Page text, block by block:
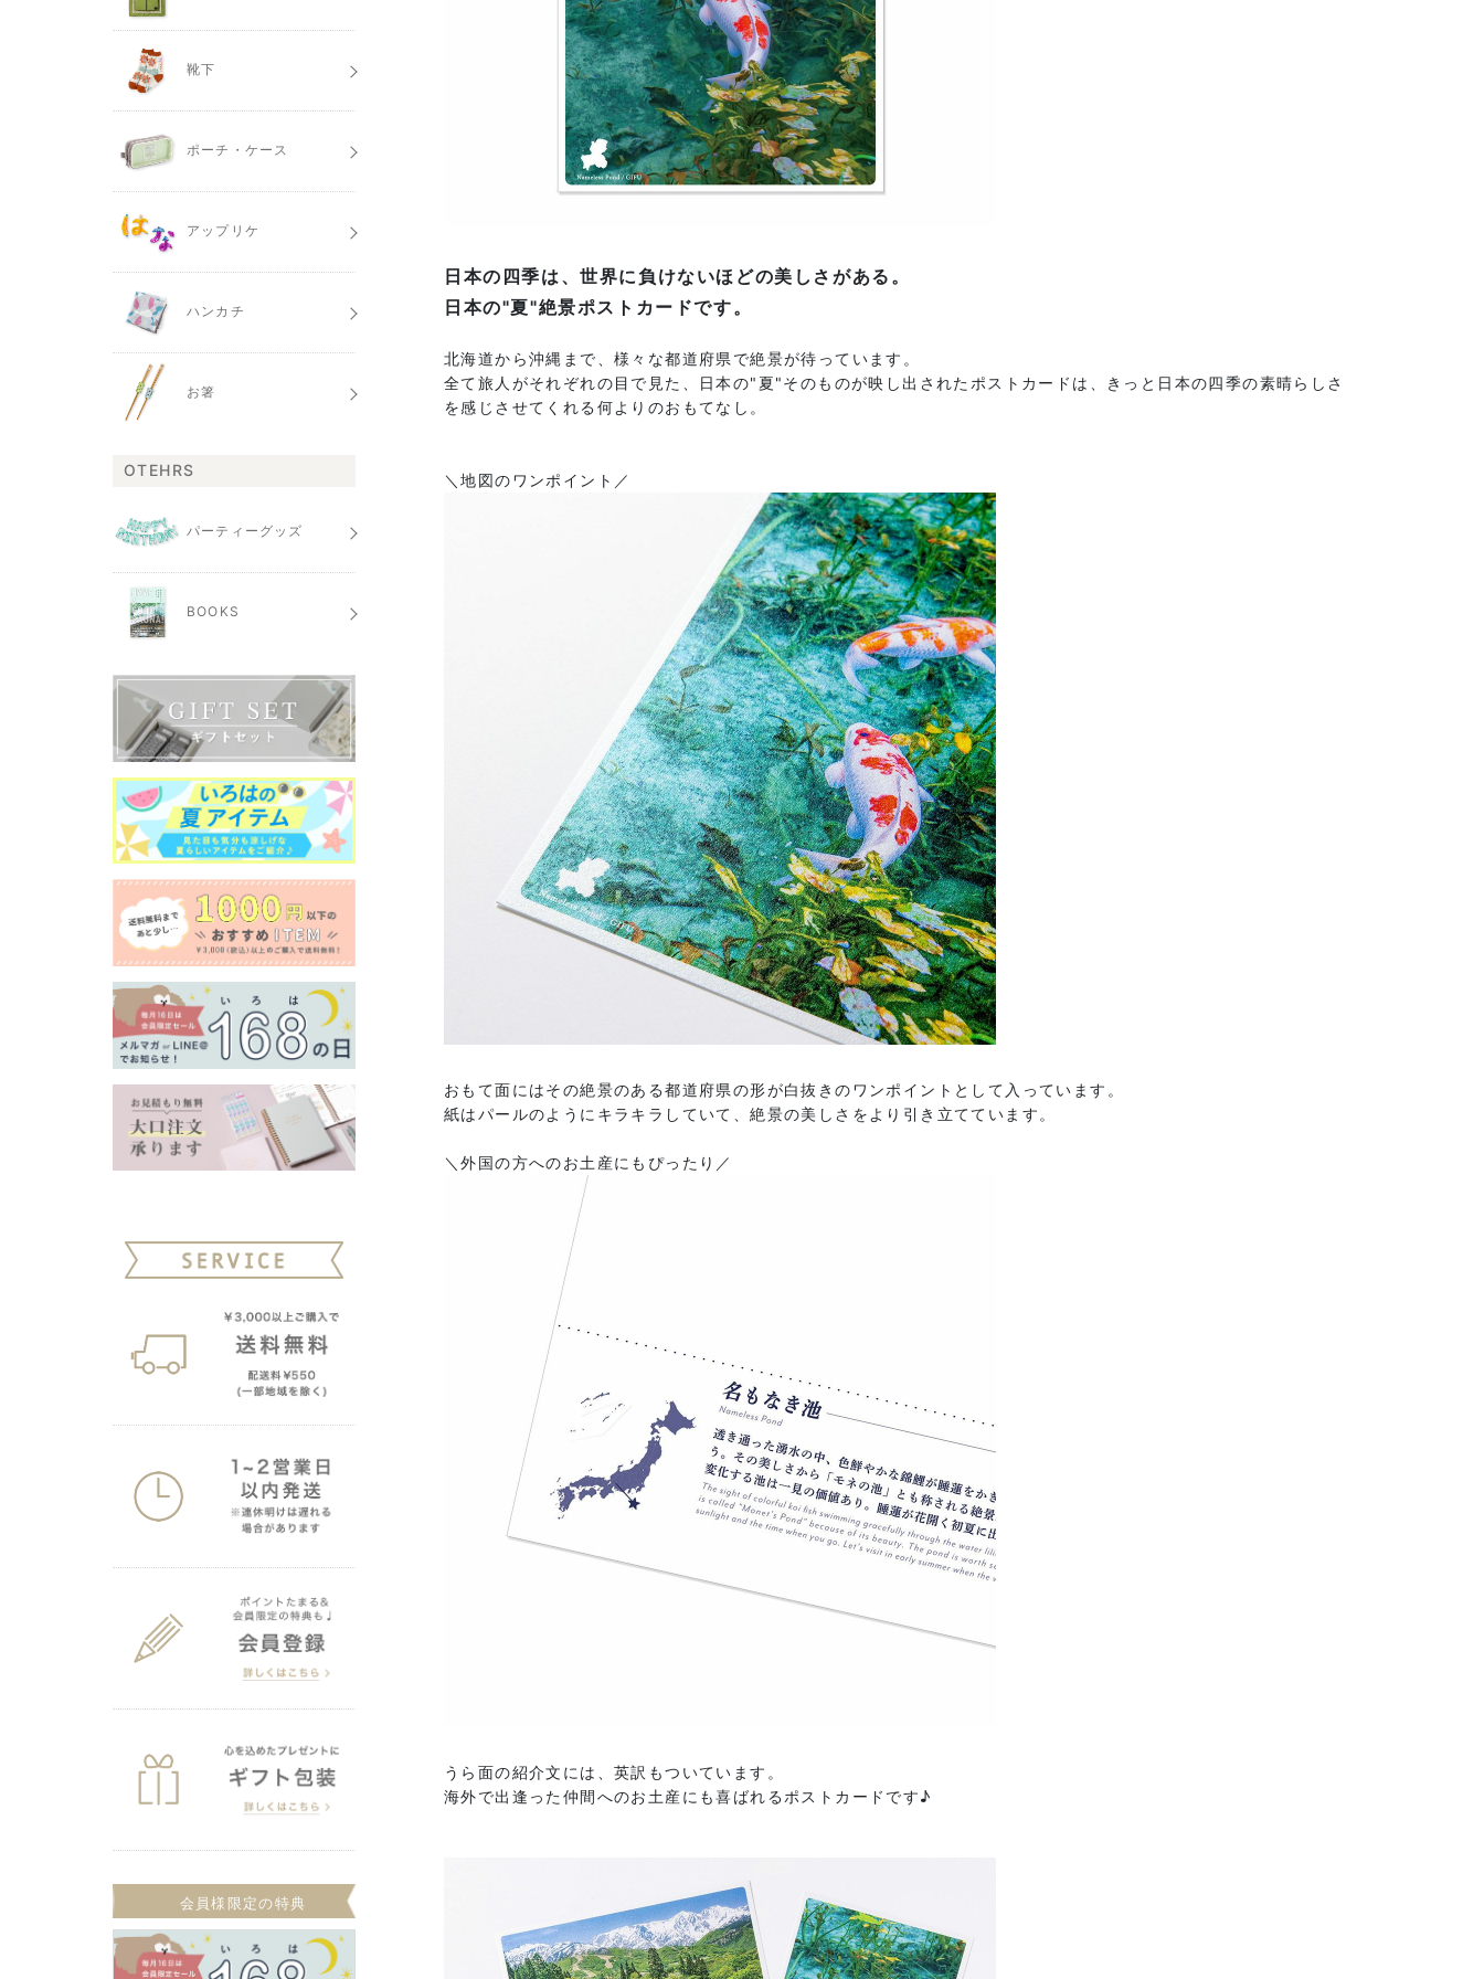
日本の四季は、世界に負けないほどの美しさがある。
日本の"夏"絶景ポストカードです。
北海道から沖縄まで、様々な都道府県で絶景が待っています。
全て旅人がそれぞれの目で見た、日本の"夏"そのものが映し出されたポストカードは、きっと日本の四季の素晴らしさ
を感じさせてくれる何よりのおもてなし。
＼地図のワンポイント／
おもて面にはその絶景のある都道府県の形が白抜きのワンポイントとして入っています。
紙はパールのようにキラキラしていて、絶景の美しさをより引き立てています。
＼外国の方へのお土産にもぴったり／
うら面の紹介文には、英訳もついています。
海外で出逢った仲間へのお土産にも喜ばれるポストカードです♪
靴下
ポーチ・ケース
アップリケ
ハンカチ
お箸
OTEHRS
パーティーグッズ
BOOKS
会員様限定の特典